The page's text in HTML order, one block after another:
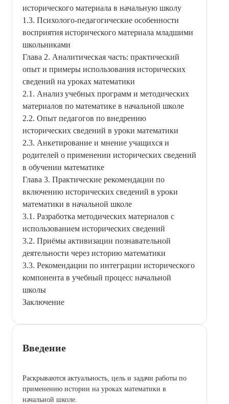
исторического материала в начальную школу
1.3. Психолого-педагогические особенности
восприятия исторического материала младшими
школьниками
Глава 2. Аналитическая часть: практический
опыт и примеры использования исторических
сведений на уроках математики
2.1. Анализ учебных программ и методических
материалов по математике в начальной школе
2.2. Опыт педагогов по внедрению
исторических сведений в уроки математики
2.3. Анкетирование и мнение учащихся и
родителей о применении исторических сведений
в обучении математике
Глава 3. Практические рекомендации по
включению исторических сведений в уроки
математики в начальной школе
3.1. Разработка методических материалов с
использованием исторических сведений
3.2. Приёмы активизации познавательной
деятельности через историю математики
3.3. Рекомендации по интеграции исторического
компонента в учебный процесс начальной
школы
Заключение
Введение
Раскрываются актуальность, цель и задачи работы по
применению истории на уроках математики в
начальной школе.